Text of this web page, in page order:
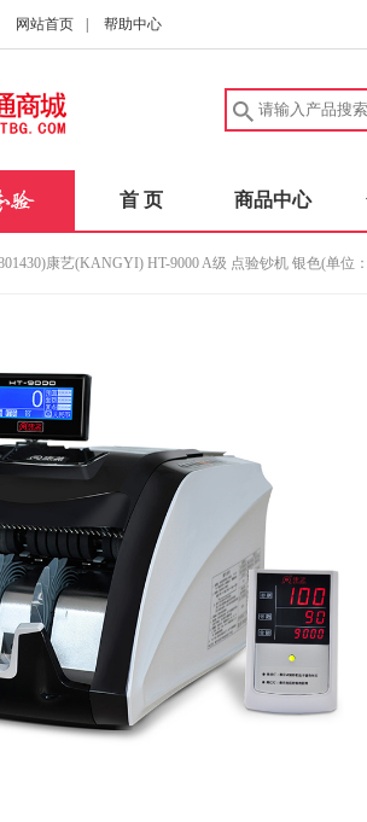
网站首页 帮助中心
首 页 商品中心
康艺(KANGYI) HT-9000 A级 点验钞机 银色(单位